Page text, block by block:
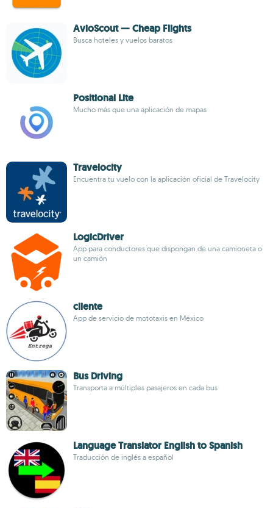
AvioScout — Cheap Flights
Busca hoteles y vuelos baratos
Positional Lite
Mucho más que una aplicación de mapas
Travelocity
Encuentra tu vuelo con la aplicación oficial de Travelocity
LogicDriver
App para conductores que dispongan de una camioneta o
un camión
cliente
App de servicio de mototaxis en México
Bus Driving
Transporta a múltiples pasajeros en cada bus
Language Translator English to Spanish
Traducción de inglés a español